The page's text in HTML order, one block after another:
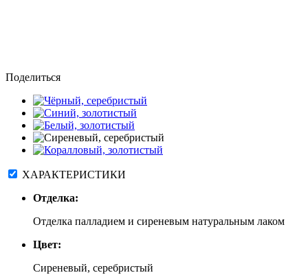
Поделиться
ХАРАКТЕРИСТИКИ
Отделка:
Отделка палладием и сиреневым натуральным лаком
Цвет:
Сиреневый, серебристый